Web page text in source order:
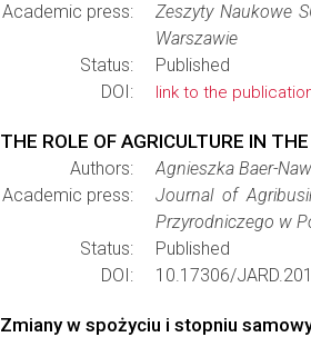
Academic press:
Zeszyty Naukowe
Warszawie
Status:
Published
DOI:
link to the
THE ROLE OF AGRICULTURE IN
Authors:
Agnieszka Baer-
Academic press:
Journal of
Przyrodniczego w
Status:
Published
DOI:
10.17306/
Zmiany w spożyciu i stopniu